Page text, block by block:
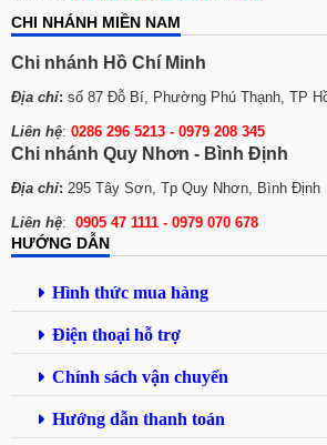
CHI NHÁNH MIỀN NAM
Chi nhánh Hồ Chí Minh
Địa chỉ: số 87 Đỗ Bí, Phường Phú Thạnh, TP
Liên hệ: 0286 296 5213 - 0979 208 345
Chi nhánh Quy Nhơn - Bình Định
Địa chỉ: 295 Tây Sơn, Tp Quy Nhơn, Bình Định
Liên hệ: 0905 47 1111 - 0979 070 678
HƯỚNG DẪN
Hình thức mua hàng
Điện thoại hỗ trợ
Chính sách vận chuyển
Hướng dẫn thanh toán